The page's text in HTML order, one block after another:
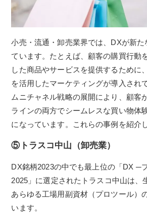
小売・流通・卸売業界では、DXが新た
ています。たとえば、顧客の購買行動
した商品やサービスを提供するために
を活用したマーケティングが導入され
ムニチャネル戦略の展開により、顧客
ラインの両方でシームレスな買い物体
になっています。これらの事例を紹介
⑤トラスコ中山（卸売業）
DX銘柄2023の中でも最上位の「DX ─
2025」に選定されたトラスコ中山は、
あらゆる工場用副資材（プロツール）
います。